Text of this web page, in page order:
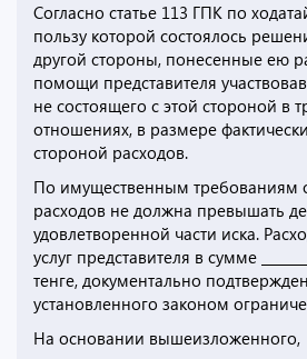
Согласно статье 113 ГПК по
пользу которой состоялось
другой стороны, понесенные ею
помощи представителя
не состоящего с этой стороной в
отношениях, в размере
стороной расходов.
По имущественным требованиям
расходов не должна превышать
удовлетворенной части иска.
услуг представителя в сумме
тенге, документально
установленного законом
На основании вышеизложенного,